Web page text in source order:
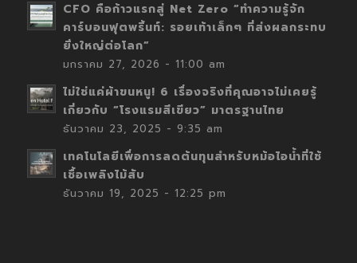
CFO คือก้าวแรกสู่ Net Zero “ทำความรู้จัก
คาร์บอนฟุตพริ้นท์: รอยเท้าเล็กๆ ที่ส่งผลกระทบ
ยิ่งใหญ่ต่อโลก”
มกราคม 27, 2026 - 11:00 am
ไม่ใช่แค่ผ้าขนหนู! 6 เรื่องจริงที่คุณอาจไม่เคยรู้
เกี่ยวกับ “โรงแรมสีเขียว” มาตรฐานไทย
ธันวาคม 23, 2025 - 9:35 am
เทคโนโลยีเพื่อการลดต้นทุนสำหรับหม้อไอน้ำที่ใช้
เชื้อเพลิงไม้สับ
ธันวาคม 19, 2025 - 12:25 pm